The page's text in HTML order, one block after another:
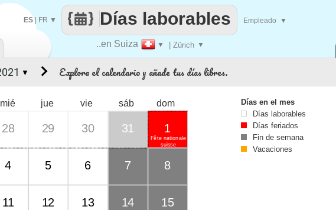
..en Suiza ▼ | Zürich ▼
Días laborables
ES| FR ▼ Empleado ▼
Explora el calendario y añade tus días libres.
mié jue vie sáb dom
28 29 30 31
Fête nationale
suisse
1
4 5 6 7 8
11 12 13 14 15
▼
Días en el mes
Días laborables
Días feriados
Fin de semana
Vacaciones